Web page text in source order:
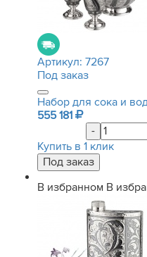
Артикул: 7267
Под заказ
Набор для сока и
555 181
-
Купить в 1 клик
В избранном В